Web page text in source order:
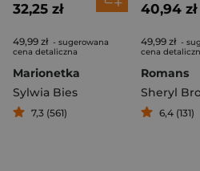
32,25 zł
49,99 zł - sugerowana
cena detaliczna
Marionetka
Sylwia Bies
7,3 (561)
40,94 zł
49,99 zł -
cena
Romans
Sheryl
6,4 (131)